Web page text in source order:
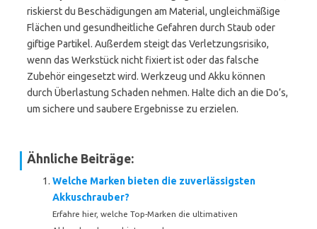
riskierst du Beschädigungen am Material, ungleichmäßige
Flächen und gesundheitliche Gefahren durch Staub oder
giftige Partikel. Außerdem steigt das Verletzungsrisiko,
wenn das Werkstück nicht fixiert ist oder das falsche
Zubehör eingesetzt wird. Werkzeug und Akku können
durch Überlastung Schaden nehmen. Halte dich an die Do’s,
um sichere und saubere Ergebnisse zu erzielen.
Ähnliche Beiträge:
Welche Marken bieten die zuverlässigsten
Akkuschrauber?
Erfahre hier, welche Top-Marken die ultimativen